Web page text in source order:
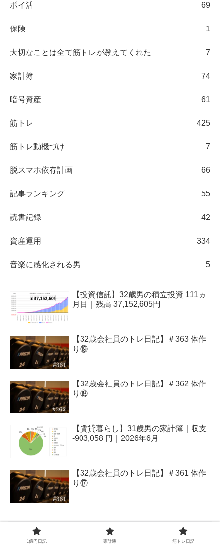
ポイ活 69
保険 1
大切なことは全て筋トレが教えてくれた 7
家計簿 74
暗号資産 61
筋トレ 425
筋トレ動機づけ 7
脱スマホ依存計画 66
記事ランキング 55
読書記録 42
資産運用 334
音楽に感化される男 5
【投資信託】32歳男の積立投資 111ヵ
月目｜残高 37,152,605円
【32歳会社員のトレ日記】＃363 体作
り⑲
【32歳会社員のトレ日記】＃362 体作
り⑱
【賃貸暮らし】31歳男の家計簿｜収支
-903,058 円｜2026年6月
【32歳会社員のトレ日記】＃361 体作
り⑰
アーカイブ
1億円日記 家計簿 筋トレ日記